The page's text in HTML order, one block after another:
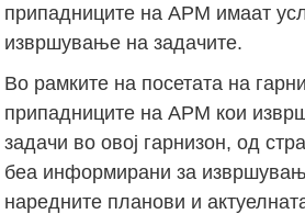
припадниците на АРМ имаат
извршување на задачите.
Во рамките на посетата на
припадниците на АРМ кои
задачи во овој гарнизон, од
беа информирани за
наредните планови и